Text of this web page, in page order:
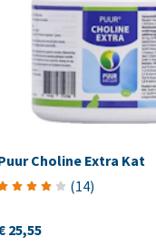
Choline Extra Kat
(14)
25,55